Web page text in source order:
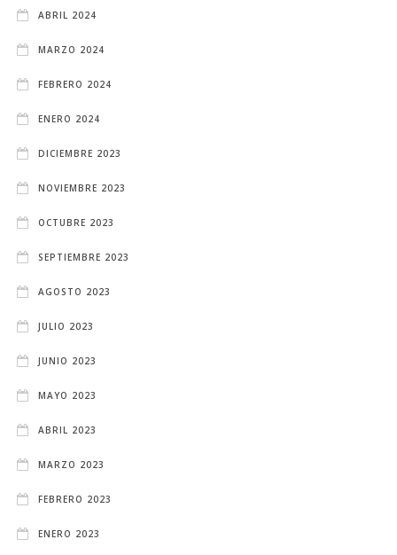
ABRIL 2024
MARZO 2024
FEBRERO 2024
ENERO 2024
DICIEMBRE 2023
NOVIEMBRE 2023
OCTUBRE 2023
SEPTIEMBRE 2023
AGOSTO 2023
JULIO 2023
JUNIO 2023
MAYO 2023
ABRIL 2023
MARZO 2023
FEBRERO 2023
ENERO 2023